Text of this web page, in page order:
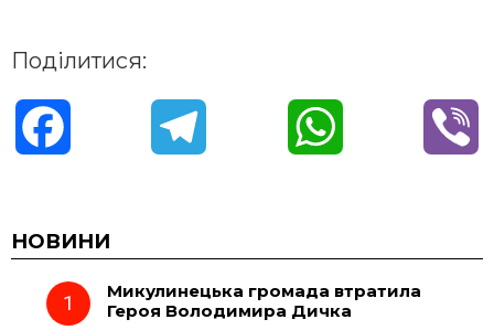
Поділитися:
c
e e t
НОВИНИ
Микулинецька громада втратила
Героя Володимира Дичка